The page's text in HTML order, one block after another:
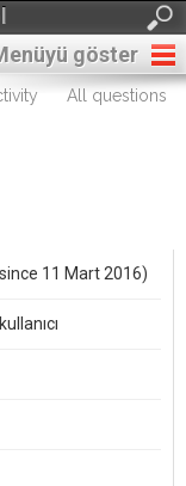
göster
All questions
11 Mart 2016)